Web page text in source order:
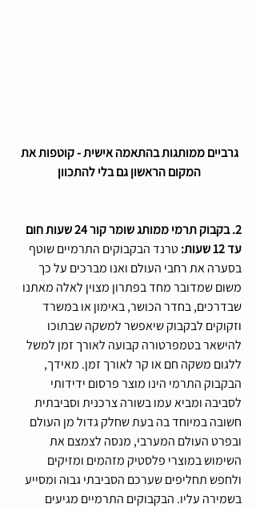
גרביים ממותגות בהתאמה אישית - קוטפות את
המקום הראשון גם בלי להתכוון
2. בקבוק תרמי ממותג שומר קור 24 שעות חום
עד 12 שעות:
טרנד הבקבוקים התרמיים שוטף
בסערה את רחבי העולם ואנו מברכים על כך
משום שמדובר מחד בפתרון מצוין לאלה מאתנו
שבדרכים, בחדר הכושר, באימון או במשרד
וזקוקים לבקבוק שיאפשר למשקה שבתוכו
להישאר בטמפרטורה קבועה לאורך זמן למשל
ללגום משקה חם או קר לאורך זמן. מאידך,
הבקבוק התרמי הינו מוצר פרסום ידידותי
לסביבה ומביא עמו בשורה צרכנית וסביבתית
חשובה במיוחד בה בעת שחלק גדול מן העולם
ובפרט העולם המערבי, מנסה לצמצם את
השימוש במוצרי פלסטיק מזהמים ומזיקים
ולחפש תחליפים שערכם הסביבתי גבוה ומסייע
בשמירה עליו. הבקבוקים התרמיים מגיעים